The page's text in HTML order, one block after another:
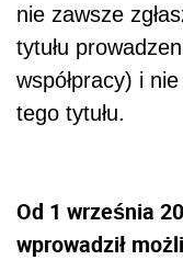
nie zawsze
tytułu
współpracy) i nie
tego tytułu.
Od 1 września
wprowadził